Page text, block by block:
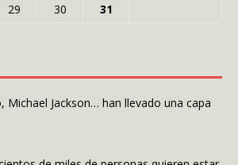
29 30
31
Michael Jackson… han llevado una capa